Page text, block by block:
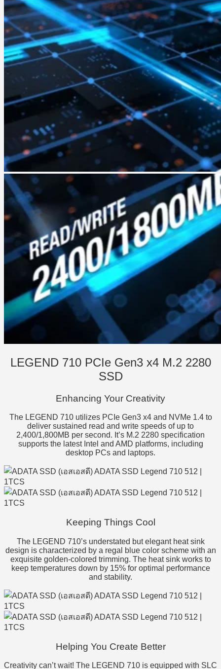
LEGEND 710 PCIe Gen3 x4 M.2 2280
SSD
Enhancing Your Creativity
The LEGEND 710 utilizes PCIe Gen3 x4 and NVMe 1.4 to
deliver sustained read and write speeds of up to
2,400/1,800MB per second. It’s M.2 2280 specification
supports the latest Intel and AMD platforms, including
desktop PCs and laptops.
Keeping Things Cool
The LEGEND 710’s understated but elegant heat sink
design is characterized by a regal blue color scheme with an
exquisite golden-colored trimming. The heat sink works to
keep temperatures down by 15% for optimal performance
and stability.
Helping You Create Better
Creativity can’t wait! The LEGEND 710 is equipped with SLC